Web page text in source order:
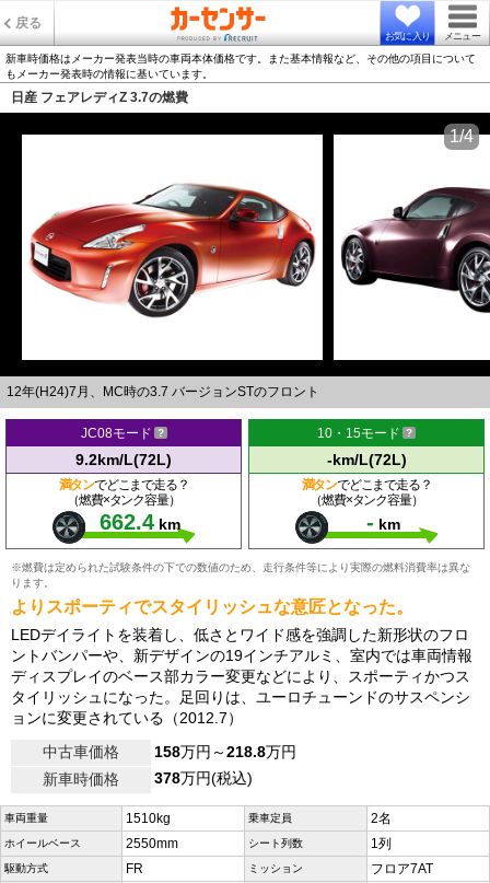
戻る
お気に入り メニュー
新車時価格はメーカー発表当時の車両本体価格です。また基本情報など、その他の項目について
もメーカー発表時の情報に基いています。
日産 フェアレディZ 3.7の燃費
12年(H24)7月、MC時の3.7 バージョンSTのフロント
1/4
JC08モード
9.2km/L(72L)
満タンでどこまで走る？
（燃費×タンク容量）
662.4 km
10・15モード
-km/L(72L)
満タンでどこまで走る？
（燃費×タンク容量）
- km
※燃費は定められた試験条件の下での数値のため、走行条件等により実際の燃料消費率は異な
ります。
よりスポーティでスタイリッシュな意匠となった。
LEDデイライトを装着し、低さとワイド感を強調した新形状のフロ
ントバンパーや、新デザインの19インチアルミ、室内では車両情報
ディスプレイのベース部カラー変更などにより、スポーティかつス
タイリッシュになった。足回りは、ユーロチューンドのサスペンシ
ョンに変更されている（2012.7）
中古車価格
158万円～218.8万円
新車時価格
378万円(税込)
車両重量 1510kg 乗車定員 2名
ホイールベース 2550mm シート列数 1列
駆動方式 FR ミッション フロア7AT